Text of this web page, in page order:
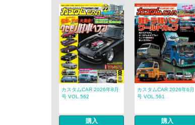
カスタムCAR 2026年8月
号 VOL.562
購入
カスタムCAR 2026年6月
号 VOL.561
購入